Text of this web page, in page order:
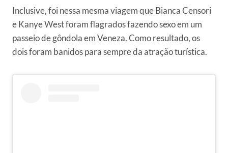
Inclusive, foi nessa mesma viagem que Bianca Censori
e Kanye West foram flagrados fazendo sexo em um
passeio de gôndola em Veneza. Como resultado, os
dois foram banidos para sempre da atração turística.